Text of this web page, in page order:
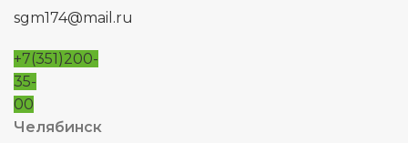
sgm174@mail.ru
+7(351)200-
35-
00
Челябинск